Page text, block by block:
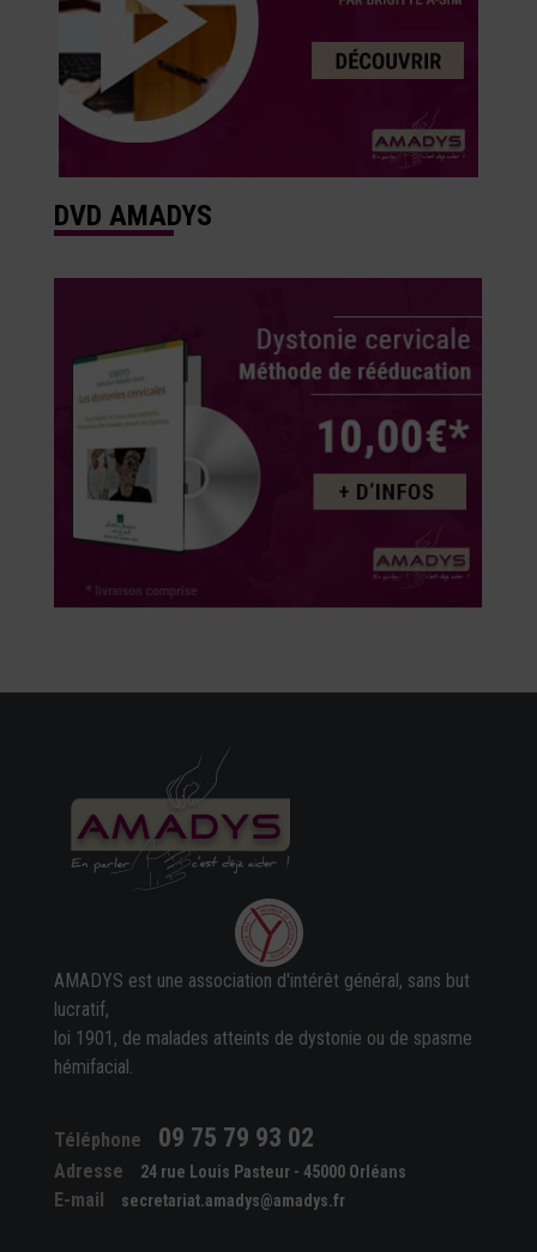
DVD AMADYS
AMADYS est une association d'intérêt général, sans but
lucratif,
loi 1901, de malades atteints de dystonie ou de spasme
hémifacial.
Téléphone 09 75 79 93 02
Adresse 24 rue Louis Pasteur - 45000 Orléans
E-mail secretariat.amadys@amadys.fr